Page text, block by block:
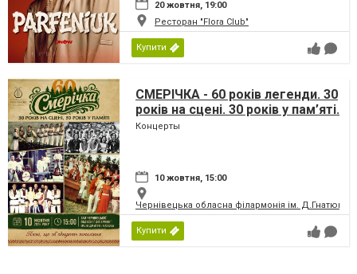
20 жовтня, 19:00
Ресторан "Flora Club"
Купити
СМЕРІЧКА - 60 років легенди. 30
років на сцені. 30 років у пам’яті.
Концерты
10 жовтня, 15:00
Чернівецька обласна філармонія ім. Д.Гнатюка
Купити